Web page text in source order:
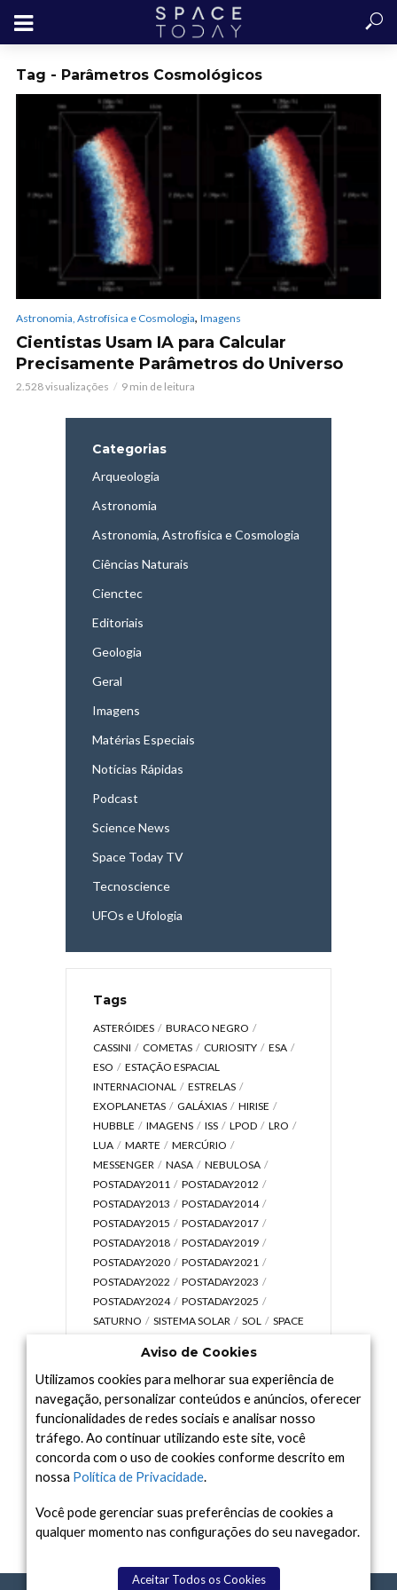
Tag - Parâmetros Cosmológicos
Astronomia, Astrofísica e Cosmologia, Imagens
Cientistas Usam IA para Calcular
Precisamente Parâmetros do Universo
2.528 visualizações 9 min de leitura
Categorias
Arqueologia
Astronomia
Astronomia, Astrofísica e Cosmologia
Ciências Naturais
Cienctec
Editoriais
Geologia
Geral
Imagens
Matérias Especiais
Notícias Rápidas
Podcast
Science News
Space Today TV
Tecnoscience
UFOs e Ufologia
Tags
ASTERÓIDES
BURACO NEGRO
CASSINI
COMETAS CURIOSITY
ESA
ESO
ESTAÇÃO ESPACIAL
INTERNACIONAL
ESTRELAS
EXOPLANETAS
GALÁXIAS
HIRISE
HUBBLE
IMAGENS ISS LPOD
LRO
LUA
MARTE
MERCÚRIO
MESSENGER
NASA
NEBULOSA
POSTADAY2011
POSTADAY2012
POSTADAY2013
POSTADAY2014
POSTADAY2015
POSTADAY2017
POSTADAY2018
POSTADAY2019
POSTADAY2020
POSTADAY2021
POSTADAY2022
POSTADAY2023
POSTADAY2024
POSTADAY2025
SATURNO
SISTEMA SOLAR SOL
SPACE
UNIVERSO
VÍDEO
Arquivo
Arquivo
Aviso de Cookies
Utilizamos cookies para melhorar sua experiência de
navegação, personalizar conteúdos e anúncios, oferecer
funcionalidades de redes sociais e analisar nosso
tráfego. Ao continuar utilizando este site, você
concorda com o uso de cookies conforme descrito em
nossa Política de Privacidade.
Você pode gerenciar suas preferências de cookies a
qualquer momento nas configurações do seu navegador.
Aceitar Todos os Cookies